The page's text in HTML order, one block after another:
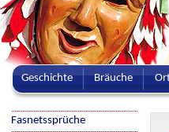
Geschichte Bräuche
Fasnetssprüche